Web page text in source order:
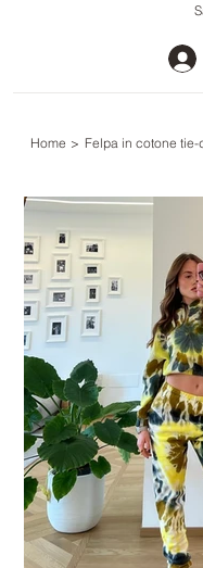
Home > Felpa in cotone